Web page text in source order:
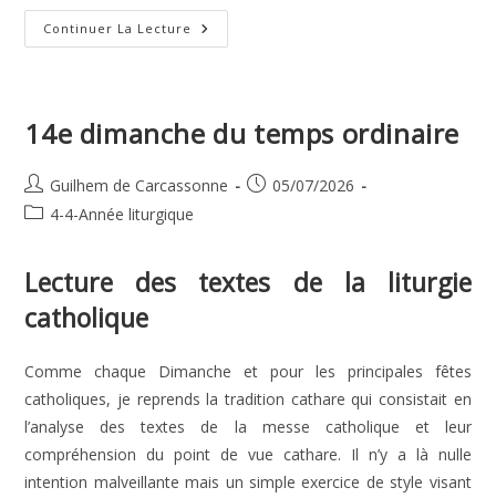
Continuer La Lecture 15e
Dimanche
14e dimanche du temps ordinaire
Auteur/autrice
de
Guilhem de Carcassonne
Publication
05/07/2026
Post4-4-Année liturgique
Lecture des textes de la liturgie
catholique
Comme chaque Dimanche et pour les principales fêtes
catholiques, je reprends la tradition cathare qui consistait en
l’analyse des textes de la messe catholique et leur
compréhension du point de vue cathare. Il n’y a là nulle
intention malveillante mais un simple exercice de style visant